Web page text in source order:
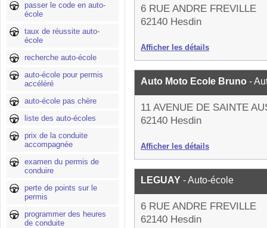
passer le code en auto-
école
taux de réussite auto-
école
recherche auto-école
auto-école pour permis
accéléré
auto-école pas chère
liste des auto-écoles
prix de la conduite
accompagnée
examen du permis de
conduire
perte de points sur le
permis
programmer des heures
de conduite
6 RUE ANDRE FREVILLE
62140 Hesdin
Afficher les détails
Auto Moto Ecole Bruno -
11 AVENUE DE SAINTE
62140 Hesdin
Afficher les détails
LEGUAY - Auto-école
6 RUE ANDRE FREVILLE
62140 Hesdin